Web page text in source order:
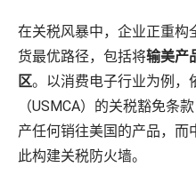
在关税风暴中，企业正重构
货最优路径，包括将输美产
区。以消费电子行业为例，
（USMCA）的关税豁免条
产任何销往美国的产品，而
此构建关税防火墙。